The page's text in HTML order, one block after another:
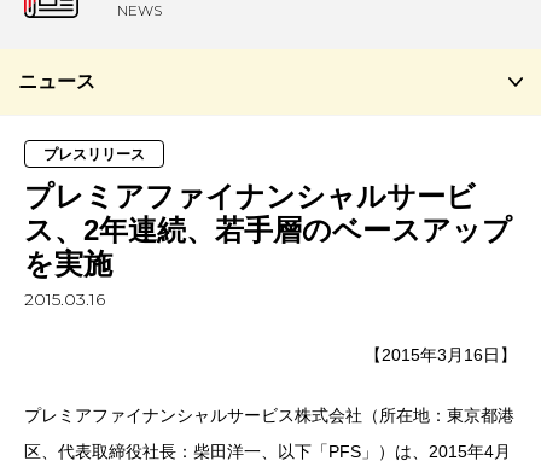
NEWS
ニュース
プレスリリース
プレミアファイナンシャルサービ
ス、2年連続、若手層のベースアップ
を実施
2015.03.16
【2015年3月16日】
プレミアファイナンシャルサービス株式会社（所在地：東京都港
区、代表取締役社長：柴田洋一、以下「PFS」）は、2015年4月